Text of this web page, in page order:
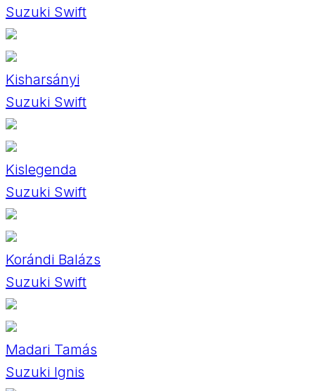
Suzuki Swift
Kisharsányi
Suzuki Swift
Kislegenda
Suzuki Swift
Korándi Balázs
Suzuki Swift
Madari Tamás
Suzuki Ignis